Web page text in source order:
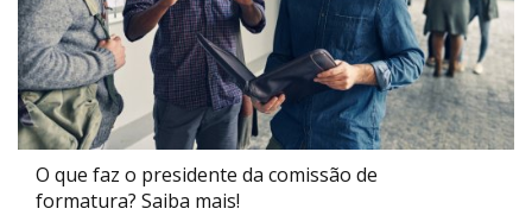
O que faz o presidente da comissão de
formatura? Saiba mais!